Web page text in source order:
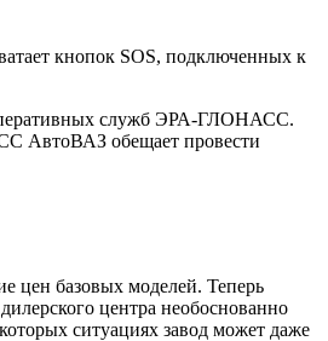
кнопок SOS, подключенных к
служб ЭРА-ГЛОНАСС.
АвтоВАЗ обещает провести
цен базовых моделей. Теперь
центра необоснованно
ситуациях завод может даже